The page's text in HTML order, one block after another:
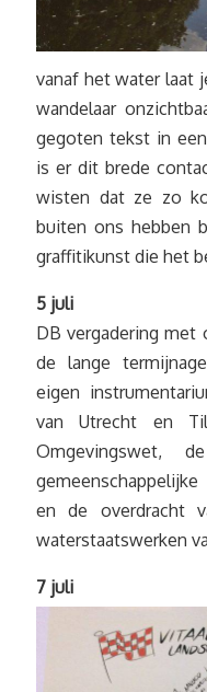
vanaf het water laat
wandelaar
gegoten tekst in
is er dit brede
wisten dat ze zo
buiten ons hebben
graffitikunst die het
5 juli
DB vergadering met
de lange
eigen
van Utrecht en
Omgevingswet,
en de overdracht
waterstaatswerken
7 juli